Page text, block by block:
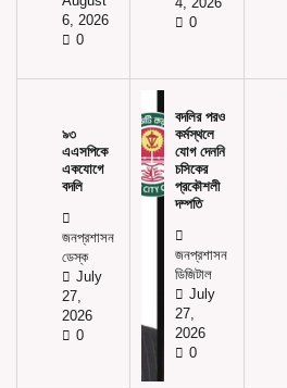
6, 2026
0
0
৯৩
এএসপিকে
একযোগে
বদলি
জনপ্রশাসন
ডেস্ক
July
27,
2026
0
বদলির পরও
কর্মস্থলে
যোগ দেননি
চসিকের
প্রকৌশলী
দম্পতি
জনপ্রশাসন
ডিজিটাল
July
27,
2026
0